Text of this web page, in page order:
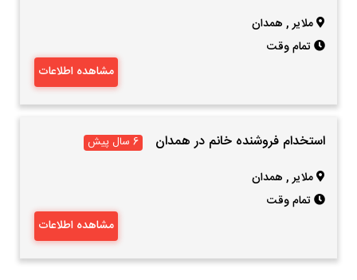
ملایر, همدان
تمام وقت
مشاهده اطلاعات
استخدام‌ فروشنده خانم در همدان 6 سال پیش
ملایر, همدان
تمام وقت
مشاهده اطلاعات